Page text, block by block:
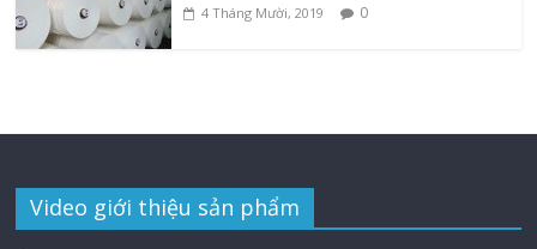
4 Tháng Mười, 2019 0
Video giới thiệu sản phẩm